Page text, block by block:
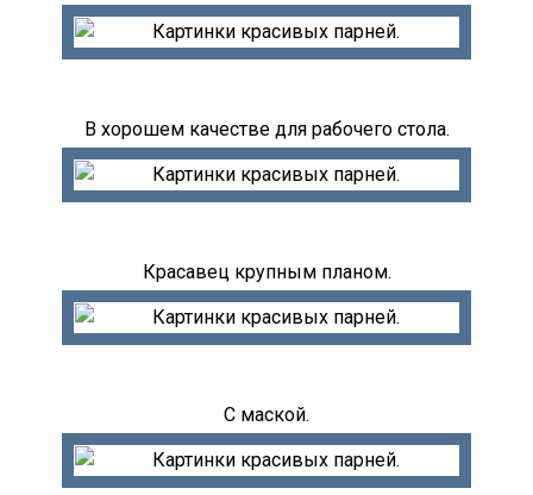
В хорошем качестве для рабочего стола.
Красавец крупным планом.
С маской.